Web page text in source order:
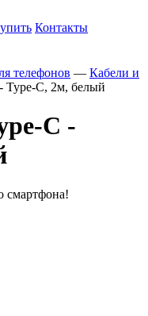
Контакты
телефонов — Кабели и
Type-C, 2м, белый
C -
смартфона!